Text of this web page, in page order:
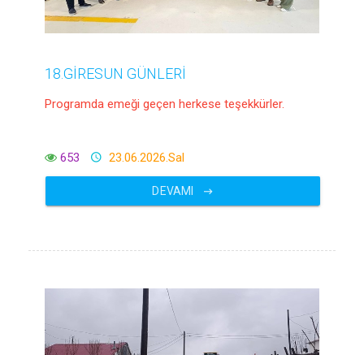
18.GİRESUN GÜNLERİ
Programda emeği geçen herkese teşekkürler.
653 23.06.2026.Sal
DEVAMI